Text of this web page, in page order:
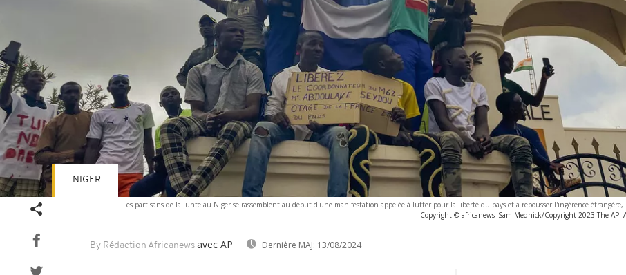
Les partisans de la junte au Niger se rassemblent au début d'une manifestation appelée à lutter pour la liberté du pays et à repousser l'ingérence
Copyright © africanews Sam Mednick/Copyright 2023 The AP.
By Rédaction Africanews avec AP Dernière MAJ: 13/08/2024
NIGER